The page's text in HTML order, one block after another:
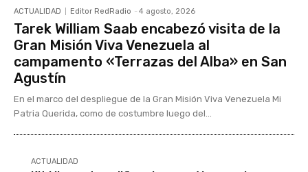
ACTUALIDAD Editor RedRadio - 4 agosto, 2026
Tarek William Saab encabezó visita de la
Gran Misión Viva Venezuela al
campamento «Terrazas del Alba» en San
Agustín
En el marco del despliegue de la Gran Misión Viva Venezuela Mi
Patria Querida, como de costumbre luego del...
ACTUALIDAD